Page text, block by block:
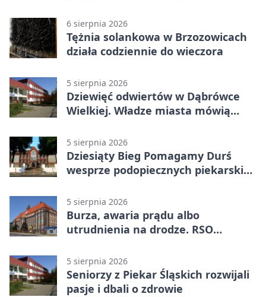
6 sierpnia 2026
Tężnia solankowa w Brzozowicach
działa codziennie do wieczora
5 sierpnia 2026
Dziewięć odwiertów w Dąbrówce
Wielkiej. Władze miasta mówią
5 sierpnia 2026
Dziesiąty Bieg Pomagamy Durś
wesprze podopiecznych piekarskich
5 sierpnia 2026
Burza, awaria prądu albo
utrudnienia na drodze. RSO
5 sierpnia 2026
Seniorzy z Piekar Śląskich rozwijali
pasje i dbali o zdrowie